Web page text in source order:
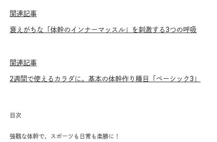
関連記事
衰えがちな「体幹のインナーマッスル」を刺激する3つの呼吸
関連記事
2週間で使えるカラダに。基本の体幹作り種目「ベーシック3」
目次
強靱な体幹で、スポーツも日常も楽勝に！